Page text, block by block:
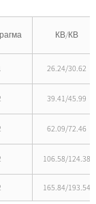
КВ/КВ
26.24/30.62
39.41/45.99
62.09/72.46
106.58/124.38
165.84/193.54